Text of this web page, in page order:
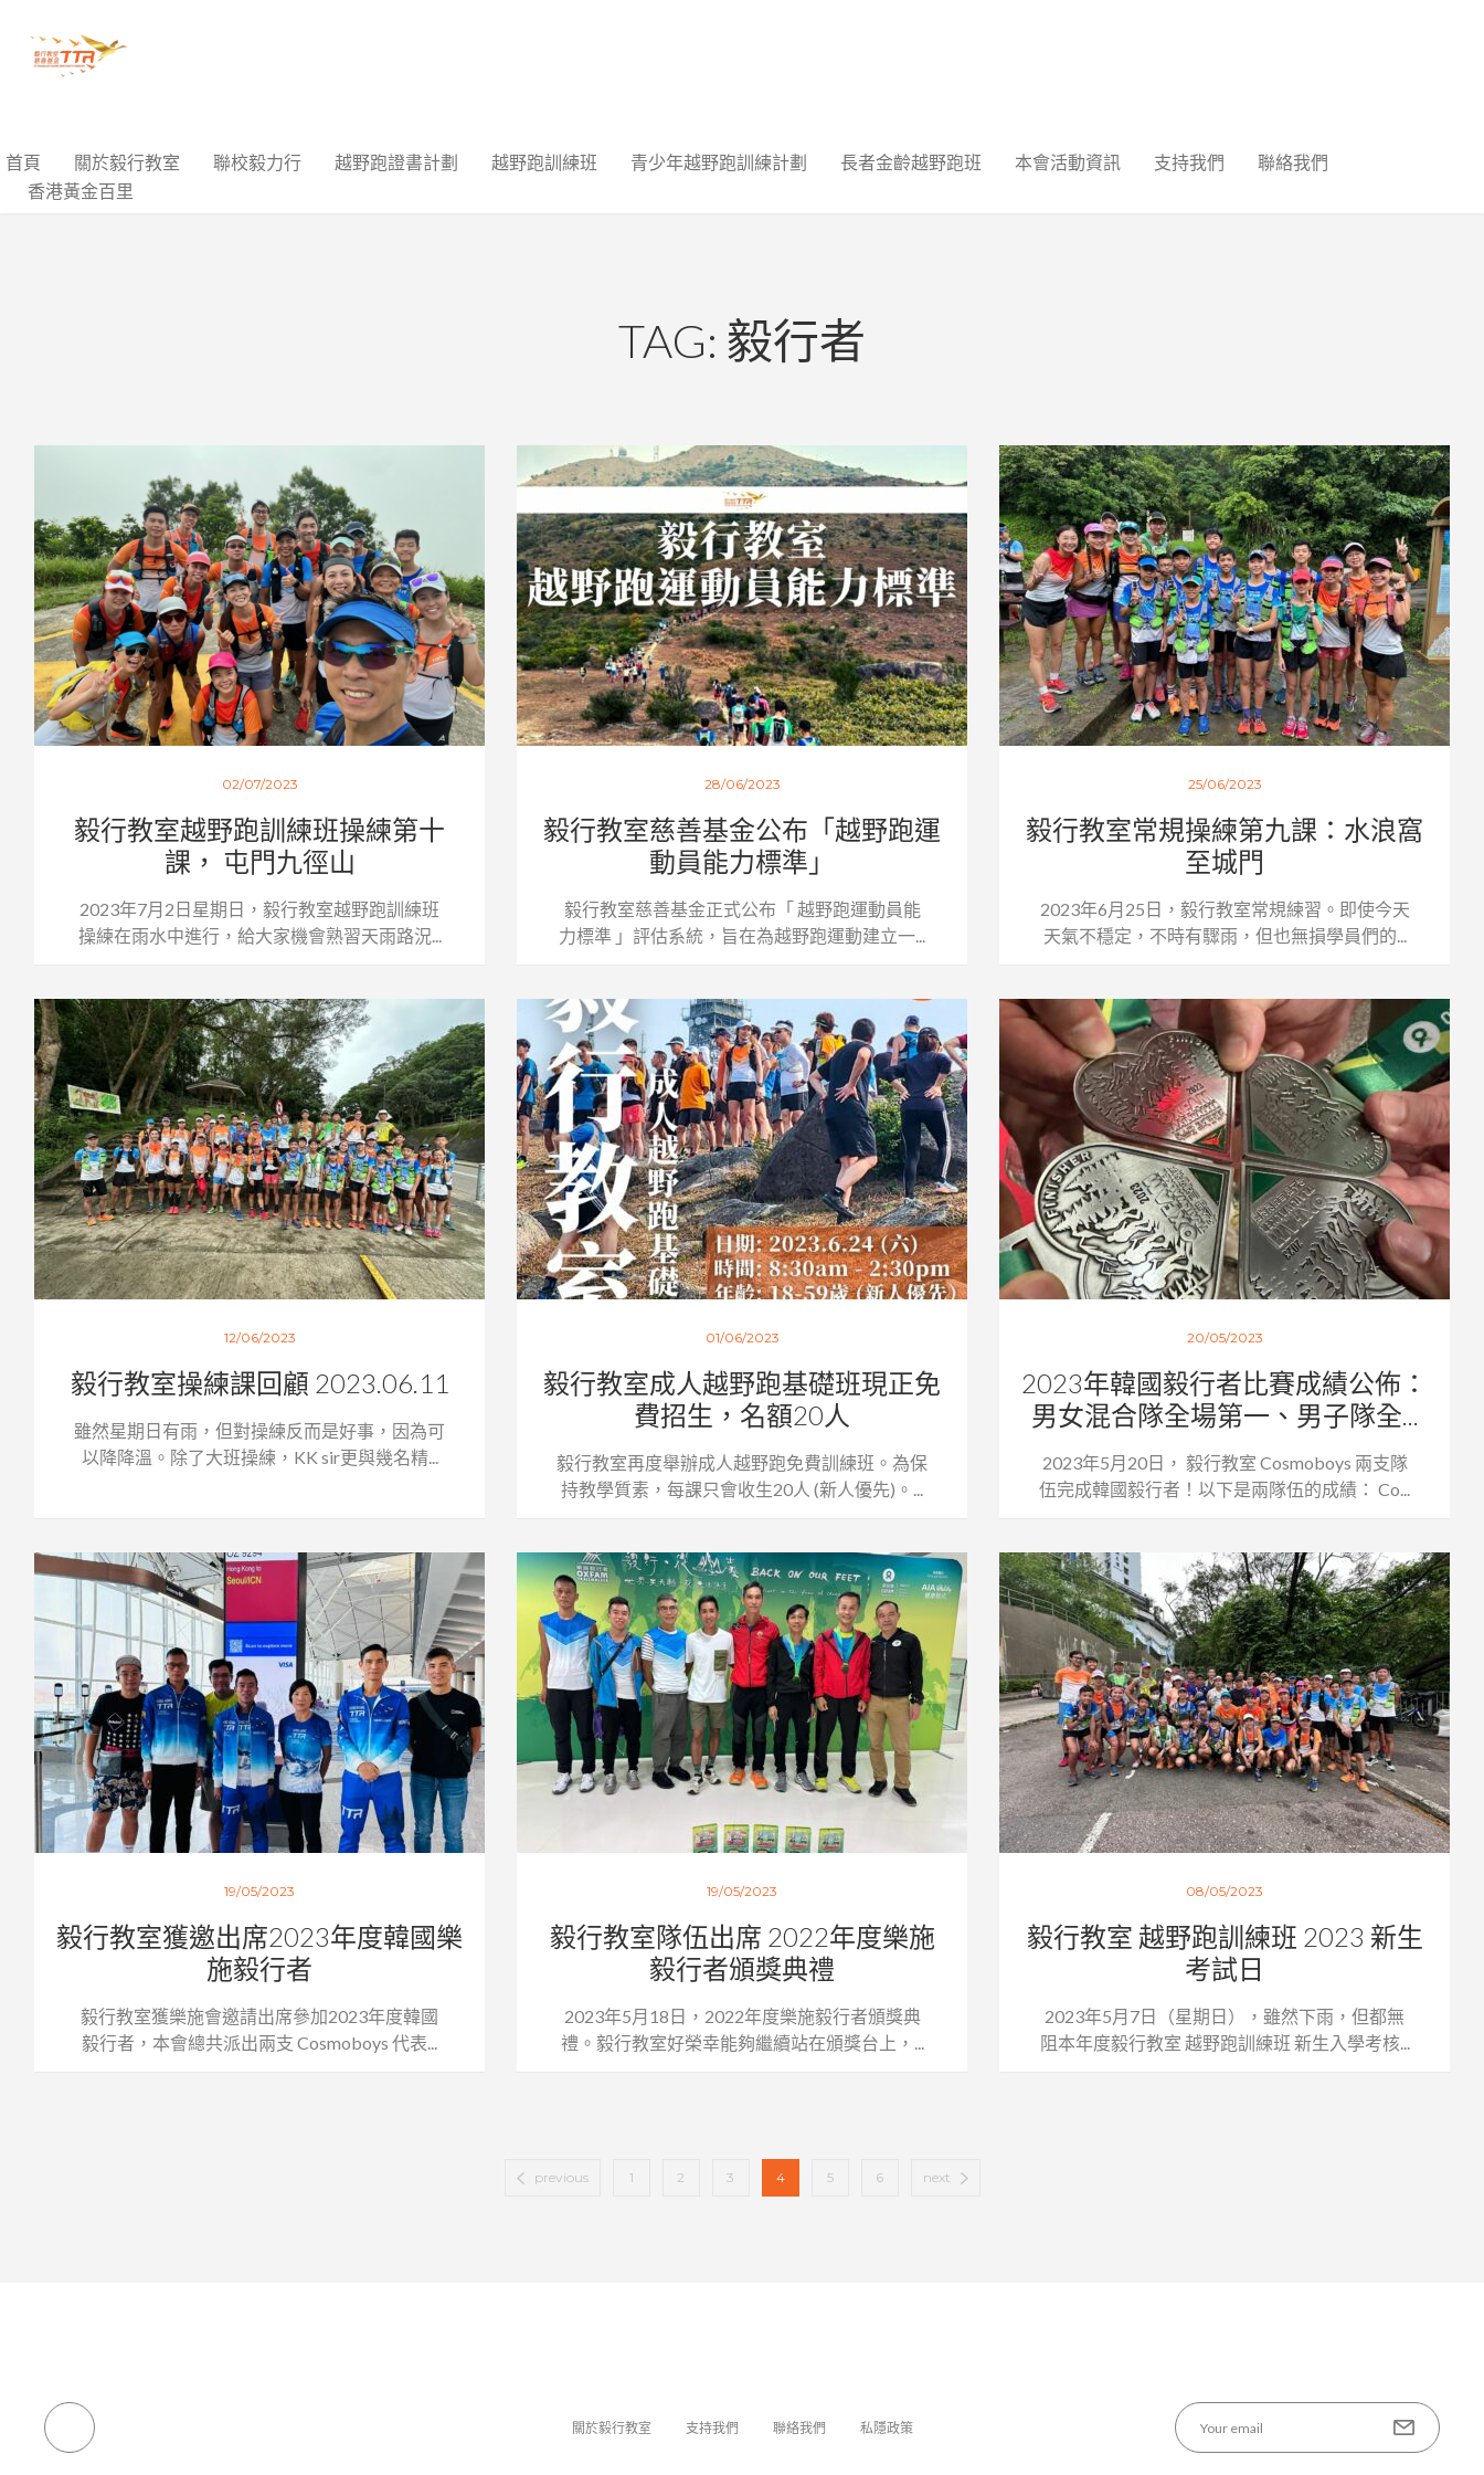
首頁 關於毅行教室 聯校毅力行 越野跑證書計劃 越野跑訓練班 青少年越野跑訓練計劃 長者金齡越野跑班 本會活動資訊 支持我們
聯絡我們
香港黃金百里
TAG: 毅行者
02/07/2023
毅行教室越野跑訓練班操練第十
課， 屯門九徑山
2023年7月2日星期日，毅行教室越野跑訓練班
操練在雨水中進行，給大家機會熟習天雨路況...
28/06/2023
毅行教室慈善基金公布「越野跑運
動員能力標準」
毅行教室慈善基金正式公布「 越野跑運動員能
力標準 」評估系統，旨在為越野跑運動建立一...
25/06/2023
毅行教室常規操練第九課：水浪窩
至城門
2023年6月25日，毅行教室常規練習。即使今天
天氣不穩定，不時有驟雨，但也無損學員們的...
12/06/2023
毅行教室操練課回顧 2023.06.11
雖然星期日有雨，但對操練反而是好事，因為可
以降降溫。除了大班操練，KK sir更與幾名精...
01/06/2023
毅行教室成人越野跑基礎班現正免
費招生，名額20人
毅行教室再度舉辦成人越野跑免費訓練班。為保
持教學質素，每課只會收生20人 (新人優先)。...
20/05/2023
2023年韓國毅行者比賽成績公佈：
男女混合隊全場第一、男子隊全...
2023年5月20日， 毅行教室 Cosmoboys 兩支隊
伍完成韓國毅行者！以下是兩隊伍的成績： Co...
19/05/2023
毅行教室獲邀出席2023年度韓國樂
施毅行者
毅行教室獲樂施會邀請出席參加2023年度韓國
毅行者，本會總共派出兩支 Cosmoboys 代表...
19/05/2023
毅行教室隊伍出席 2022年度樂施
毅行者頒獎典禮
2023年5月18日，2022年度樂施毅行者頒獎典
禮。毅行教室好榮幸能夠繼續站在頒獎台上，...
08/05/2023
毅行教室 越野跑訓練班 2023 新生
考試日
2023年5月7日（星期日），雖然下雨，但都無
阻本年度毅行教室 越野跑訓練班 新生入學考核...
previous 1 2 3 4 5 6 next
關於毅行教室 支持我們 聯絡我們 私隱政策